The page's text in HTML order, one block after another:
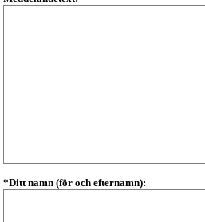
*Ditt namn (för och efternamn):